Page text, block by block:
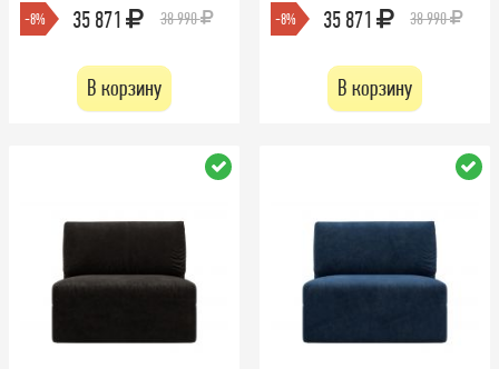
-8% 35 871 38 990
В корзину
-8% 35 871 38 990
В корзину